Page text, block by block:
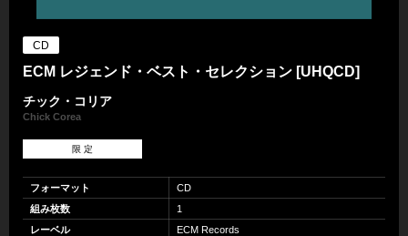
CD
ECM レジェンド・ベスト・セレクション [UHQCD]
チック・コリア
Chick Corea
限 定
フォーマット
CD
組み枚数
1
レーベル
ECM Records